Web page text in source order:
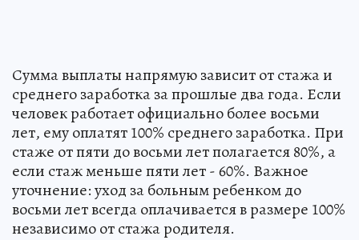
Сумма выплаты напрямую зависит от стажа и
среднего заработка за прошлые два года. Если
человек работает официально более восьми
лет, ему оплатят 100% среднего заработка. При
стаже от пяти до восьми лет полагается 80%, а
если стаж меньше пяти лет - 60%. Важное
уточнение: уход за больным ребенком до
восьми лет всегда оплачивается в размере 100%
независимо от стажа родителя.